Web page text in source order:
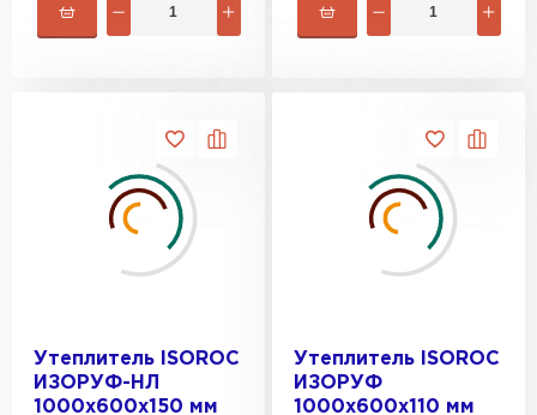
Утеплитель ISOROC
ИЗОРУФ-НЛ
1000х600х150 мм
Утеплитель ISOROC
ИЗОРУФ
1000х600х110 мм